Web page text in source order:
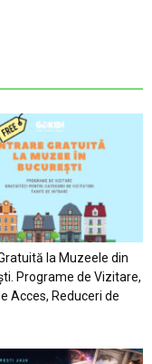
la Muzeele din
Programe de Vizitare,
Acces, Reduceri de